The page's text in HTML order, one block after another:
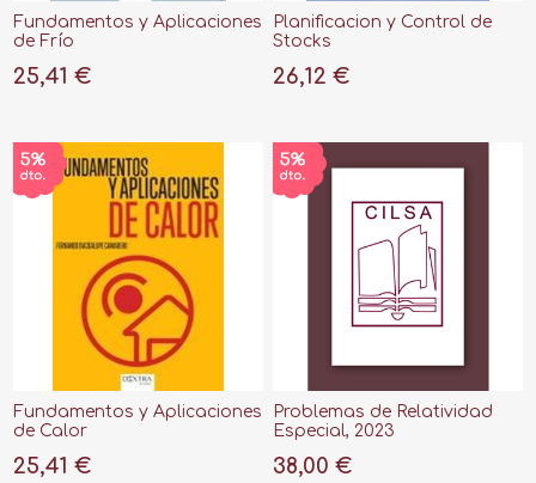
Fundamentos y Aplicaciones
de Frío
25,41 €
Planificacion y Control de
Stocks
26,12 €
Fundamentos y Aplicaciones
de Calor
25,41 €
Problemas de Relatividad
Especial, 2023
38,00 €